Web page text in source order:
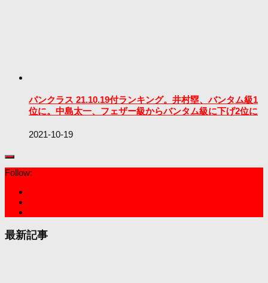
パンクラス 21.10.19付ランキング。井村塁、バンタム級1
位に。中島太一、フェザー級からバンタム級に下げ2位に
2021-10-19
Follow:
最新記事